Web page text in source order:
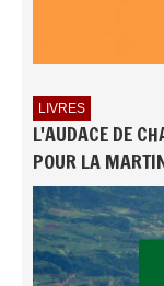
LIVRES
L'AUDACE DE
POUR LA